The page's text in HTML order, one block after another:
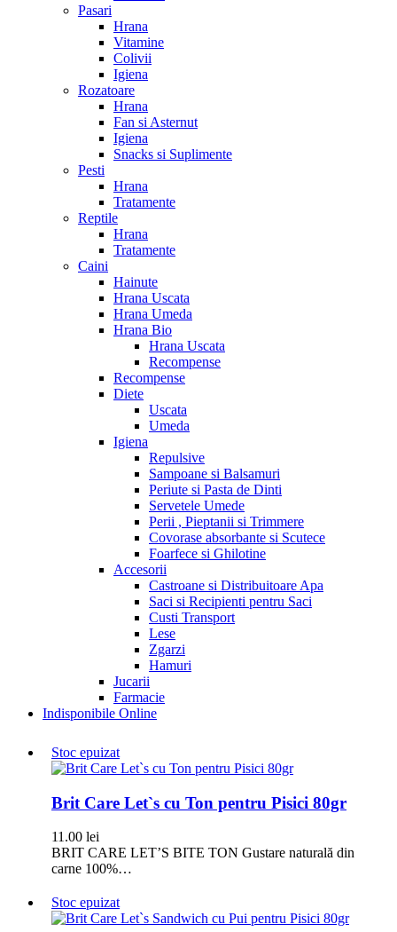
Pasari
Hrana
Vitamine
Colivii
Igiena
Rozatoare
Hrana
Fan si Asternut
Igiena
Snacks si Suplimente
Pesti
Hrana
Tratamente
Reptile
Hrana
Tratamente
Caini
Hainute
Hrana Uscata
Hrana Umeda
Hrana Bio
Hrana Uscata
Recompense
Recompense
Diete
Uscata
Umeda
Igiena
Repulsive
Sampoane si Balsamuri
Periute si Pasta de Dinti
Servetele Umede
Perii , Pieptanii si Trimmere
Covorase absorbante si Scutece
Foarfece si Ghilotine
Accesorii
Castroane si Distribuitoare Apa
Saci si Recipienti pentru Saci
Custi Transport
Lese
Zgarzi
Hamuri
Jucarii
Farmacie
Indisponibile Online
Stoc epuizat
Brit Care Let`s cu Ton pentru Pisici 80gr
11.00 lei
BRIT CARE LET’S BITE TON Gustare naturală din
carne 100%…
Stoc epuizat